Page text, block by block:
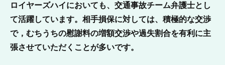
ロイヤーズハイにおいても、交通事故チーム弁護士とし
て活躍しています。相手損保に対しては、積極的な交渉
で，むちうちの慰謝料の増額交渉や過失割合を有利に主
張させていただくことが多いです。